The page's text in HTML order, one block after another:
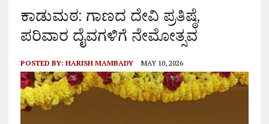
ಕಾಡುಮಠ: ಗಾಣದ ದೇವಿ ಪ್ರತಿಷ್ಠೆ,
ಪರಿವಾರ ದೈವಗಳಿಗೆ ನೇಮೋತ್ಸವ
POSTED BY: HARISH MAMBADY MAY 10, 2026